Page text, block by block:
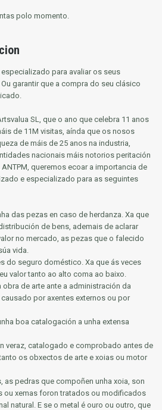
polo momento.
para avaliar os seus
garantir que a compra do seu clásico
SL, que o ano que celebra 11 anos
de 11M visitas, aínda que os nosos
de máis de 25 anos na industria,
nacionais máis notorios peritación
ANTPM, queremos ecoar a importancia de
e especializado para as seguintes
das pezas en caso de herdanza. Xa que
de bens, ademais de aclarar
no mercado, as pezas que o falecido
vida.
do seguro doméstico. Xa que ás veces
valor tanto ao alto coma ao baixo.
de arte ante a administración da
por axentes externos ou por
boa catalogación a unha extensa
veraz, catalogado e comprobado antes de
os obxectos de arte e xoias ou motor
as pedras que compoñen unha xoia, son
ou xemas foron tratados ou modificados
natural. E se o metal é ouro ou outro, que